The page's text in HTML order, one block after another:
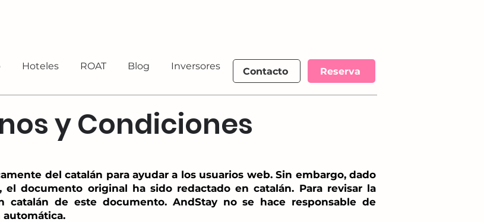
Hoteles ROAT Blog Inversores More
Contacto Reserva
y Condiciones
del catalán para ayudar a los usuarios web. Sin embargo, dado
documento original ha sido redactado en catalán. Para revisar la
catalán de este documento. AndStay no se hace responsable de
automática.